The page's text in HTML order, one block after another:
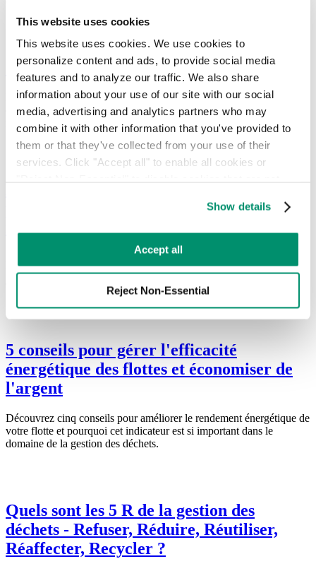
This website uses cookies
This website uses cookies. We use cookies to
personalize content and ads, to provide social media
features and to analyze our traffic. We also share
information about your use of our site with our social
media, advertising and analytics partners who may
combine it with other information that you've provided to
them or that they've collected from your use of their
services. Click "Accept all" to enable all cookies or
preferences by toggling the different kinds of cookies.
Privacy Policy.
Show details
Accept all
Reject Non-Essential
Qu'est-ce que la loi locale 199 ?
La loi locale n° 199 est une disposition clé du programme de gestion
des déchets commerciaux de la ville de New York, qui vise à
renforcer la durabilité et la sécurité.
performantes en matière de gestion
intelligente des déchets
Les villes intelligentes exploitent les données et les technologies
pour améliorer les infrastructures urbaines, la durabilité et l'efficacité
5 conseils pour gérer l'efficacité
énergétique des flottes et économiser de
l'argent
Découvrez cinq conseils pour améliorer le rendement énergétique de
votre flotte et pourquoi cet indicateur est si important dans le
domaine de la gestion des déchets.
Quels sont les 5 R de la gestion des
déchets - Refuser, Réduire, Réutiliser,
Réaffecter, Recycler ?